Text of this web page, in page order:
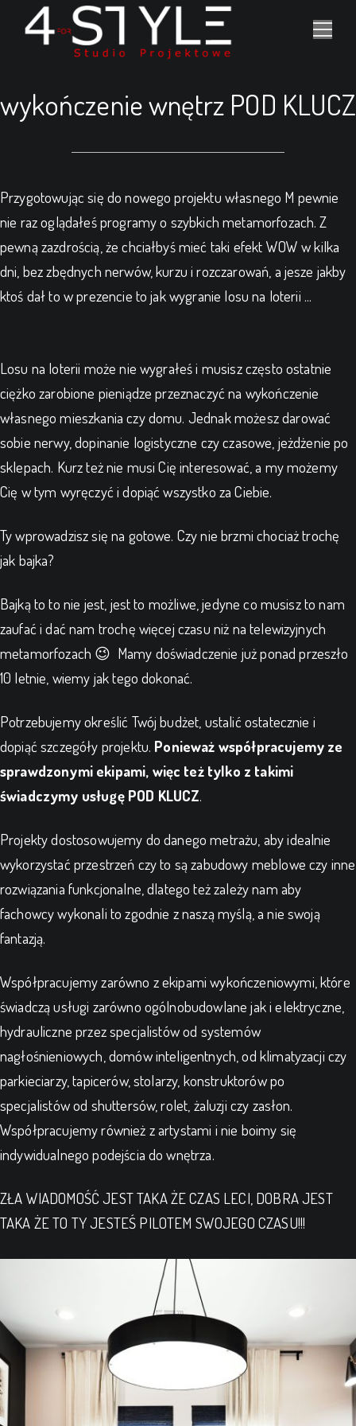
wykończenie wnętrz POD KLUCZ
Przygotowując się do nowego projektu własnego M pewnie
nie raz oglądałeś programy o szybkich metamorfozach. Z
pewną zazdrością, że chciałbyś mieć taki efekt WOW w kilka
dni, bez zbędnych nerwów, kurzu i rozczarowań, a jesze jakby
ktoś dał to w prezencie to jak wygranie losu na loterii ...
Losu na loterii może nie wygrałeś i musisz często ostatnie
ciężko zarobione pieniądze przeznaczyć na wykończenie
własnego mieszkania czy domu. Jednak możesz darować
sobie nerwy, dopinanie logistyczne czy czasowe, jeżdżenie po
sklepach. Kurz też nie musi Cię interesować, a my możemy
Cię w tym wyręczyć i dopiąć wszystko za Ciebie.
Ty wprowadzisz się na gotowe. Czy nie brzmi chociaż trochę
jak bajka?
Bajką to to nie jest, jest to możliwe, jedyne co musisz to nam
zaufać i dać nam trochę więcej czasu niż na telewizyjnych
metamorfozach 😉 Mamy doświadczenie już ponad przeszło
10 letnie, wiemy jak tego dokonać.
Potrzebujemy określić Twój budżet, ustalić ostatecznie i
dopiąć szczegóły projektu. Ponieważ współpracujemy ze
sprawdzonymi ekipami, więc też tylko z takimi
świadczymy usługę POD KLUCZ.
Projekty dostosowujemy do danego metrażu, aby idealnie
wykorzystać przestrzeń czy to są zabudowy meblowe czy inne
rozwiązania funkcjonalne, dlatego też zależy nam aby
fachowcy wykonali to zgodnie z naszą myślą, a nie swoją
fantazją.
Współpracujemy zarówno z ekipami wykończeniowymi, które
świadczą usługi zarówno ogólnobudowlane jak i elektryczne,
hydrauliczne przez specjalistów od systemów
nagłośnieniowych, domów inteligentnych, od klimatyzacji czy
parkieciarzy, tapicerów, stolarzy, konstruktorów po
specjalistów od shuttersów, rolet, żaluzji czy zasłon.
Współpracujemy również z artystami i nie boimy się
indywidualnego podejścia do wnętrza.
ZŁA WIADOMOŚĆ JEST TAKA ŻE CZAS LECI, DOBRA JEST
TAKA ŻE TO TY JESTEŚ PILOTEM SWOJEGO CZASU!!!